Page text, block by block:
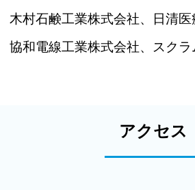
木村石鹸工業株式会社、日清
協和電線工業株式会社、スクラ
アクセス